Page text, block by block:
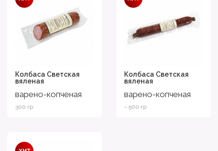
Колбаса Светская
вяленая
варено-копченая
300 гр
Колбаса Светская
вяленая
варено-копченая
~ 500 гр